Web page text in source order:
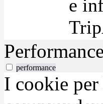
e
Performance
performance
I cookie